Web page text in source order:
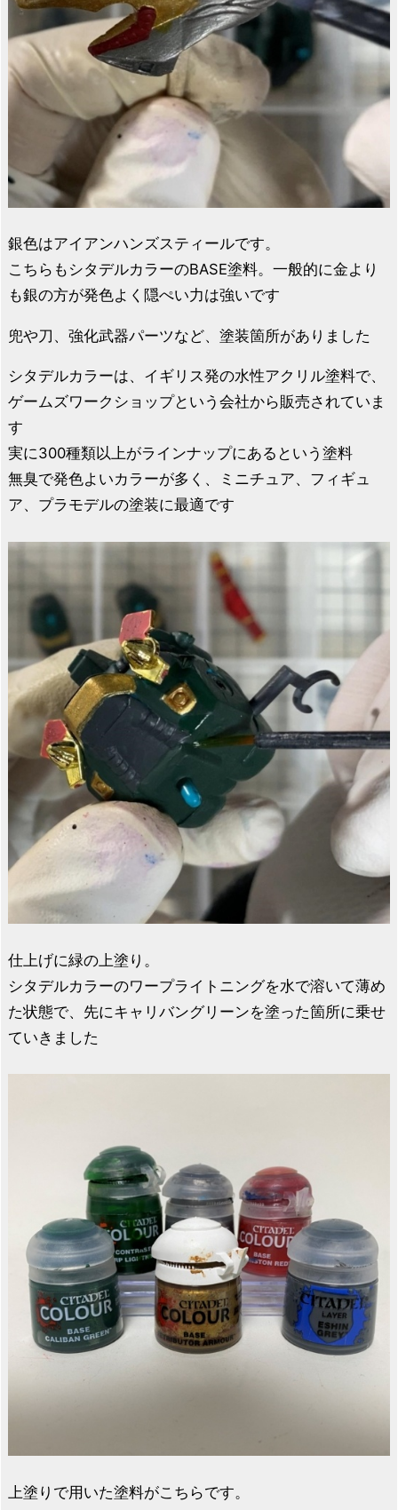
銀色はアイアンハンズスティールです。
こちらもシタデルカラーのBASE塗料。一般的に金より
も銀の方が発色よく隠ぺい力は強いです
兜や刀、強化武器パーツなど、塗装箇所がありました
シタデルカラーは、イギリス発の水性アクリル塗料で、
ゲームズワークショップという会社から販売されていま
す
実に300種類以上がラインナップにあるという塗料
無臭で発色よいカラーが多く、ミニチュア、フィギュ
ア、プラモデルの塗装に最適です
仕上げに緑の上塗り。
シタデルカラーのワープライトニングを水で溶いて薄め
た状態で、先にキャリバングリーンを塗った箇所に乗せ
ていきました
上塗りで用いた塗料がこちらです。